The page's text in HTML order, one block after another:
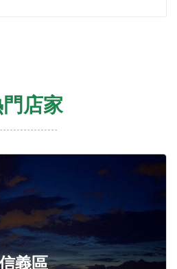
店家
義區